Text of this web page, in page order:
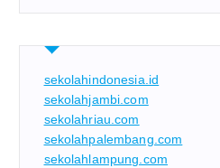
sekolahindonesia.id
sekolahjambi.com
sekolahriau.com
sekolahpalembang.com
sekolahlampung.com